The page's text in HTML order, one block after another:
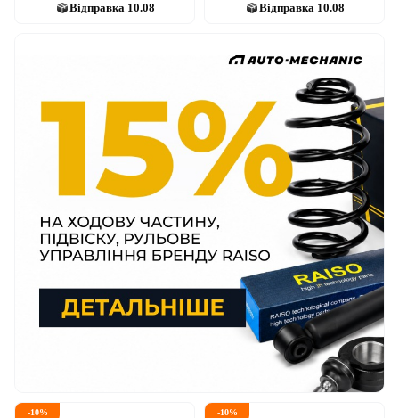
Відправка 10.08 Відправка 10.08
-10% -10%